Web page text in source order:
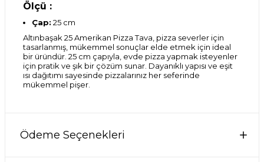
Ölçü :
Çap: 25 cm
Altınbaşak 25 Amerikan Pizza Tava, pizza severler için
tasarlanmış, mükemmel sonuçlar elde etmek için ideal
bir üründür. 25 cm çapıyla, evde pizza yapmak isteyenler
için pratik ve şık bir çözüm sunar. Dayanıklı yapısı ve eşit
ısı dağıtımı sayesinde pizzalarınız her seferinde
mükemmel pişer.
Ödeme Seçenekleri